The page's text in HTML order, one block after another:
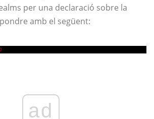
per una declaració sobre la
amb el següent:
ad